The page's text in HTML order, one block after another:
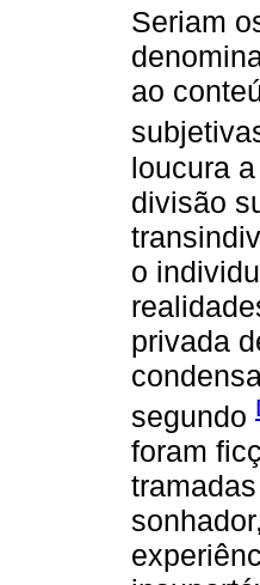
Seriam
ao
loucura
divisão
o
privada
segundo
foram